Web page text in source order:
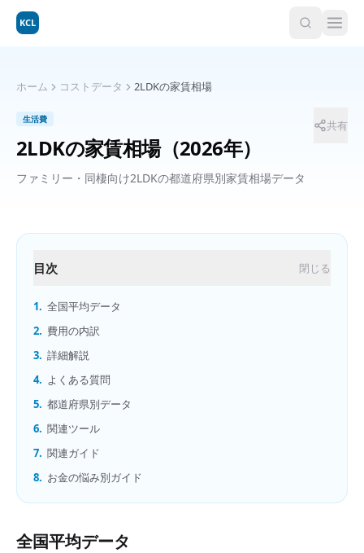
KCL
ホーム コストデータ 2LDKの家賃相場
生活費
2LDKの家賃相場（2026年）
ファミリー・同棲向け2LDKの都道府県別家賃相場データ
共有
目次 閉じる
1. 全国平均データ
2. 費用の内訳
3. 詳細解説
4. よくある質問
5. 都道府県別データ
6. 関連ツール
7. 関連ガイド
8. お金の悩み別ガイド
全国平均データ